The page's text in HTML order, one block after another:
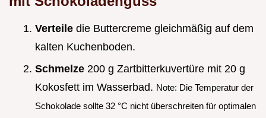
Verteile die Buttercreme gleichmäßig auf dem
kalten Kuchenboden.
Schmelze 200 g Zartbitterkuvertüre mit 20 g
Kokosfett im Wasserbad. Note: Die Temperatur der
Schokolade sollte 32 °C nicht überschreiten für optimalen